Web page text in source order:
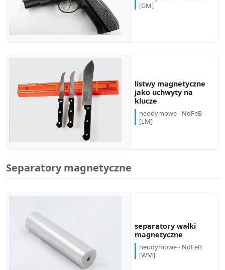
[GM]
listwy magnetyczne
jako uchwyty na
klucze
neodymowe - NdFeB
[LM]
Separatory magnetyczne
separatory wałki
magnetyczne
neodymowe - NdFeB
[WM]